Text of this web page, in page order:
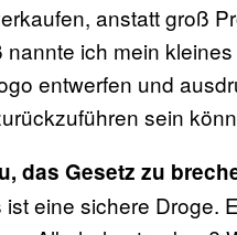
anstatt groß
ich mein
entwerfen und
sein
das Gesetz zu
eine sichere Droge.